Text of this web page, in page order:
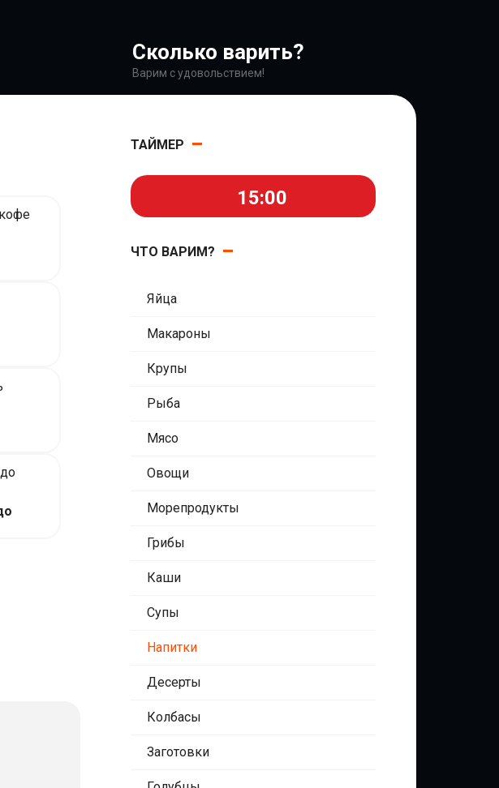
Сколько варить?
Варим с удовольствием!
ТАЙМЕР
15:00
ЧТО ВАРИМ?
Яйца
Макароны
Крупы
Рыба
Мясо
Овощи
Морепродукты
Грибы
Каши
Супы
Напитки
Десерты
Колбасы
Заготовки